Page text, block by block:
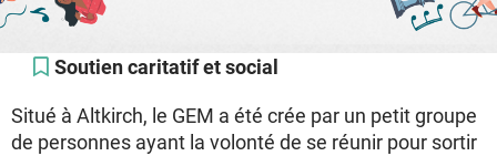
Soutien caritatif et social
Situé à Altkirch, le GEM a été crée par un petit groupe
de personnes ayant la volonté de se réunir pour sortir